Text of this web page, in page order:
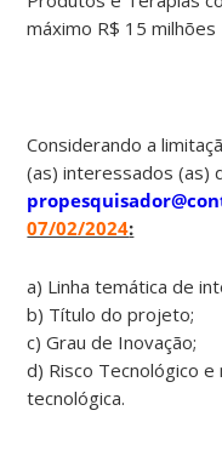
máximo R$ 15 milhões
Considerando a
(as) interessados (as)
07/02/2024:
a) Linha temática de
b) Título do projeto;
c) Grau de Inovação;
d) Risco Tecnológico
tecnológica.